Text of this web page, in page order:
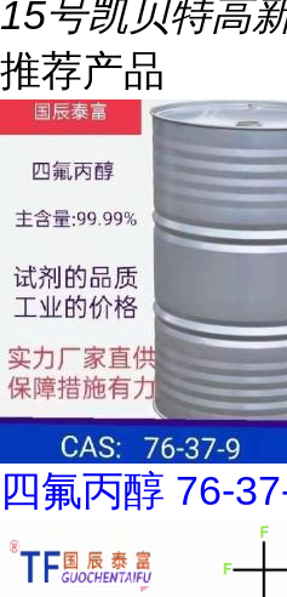
15号凯贝特高
推荐产品
四氟丙醇 76-